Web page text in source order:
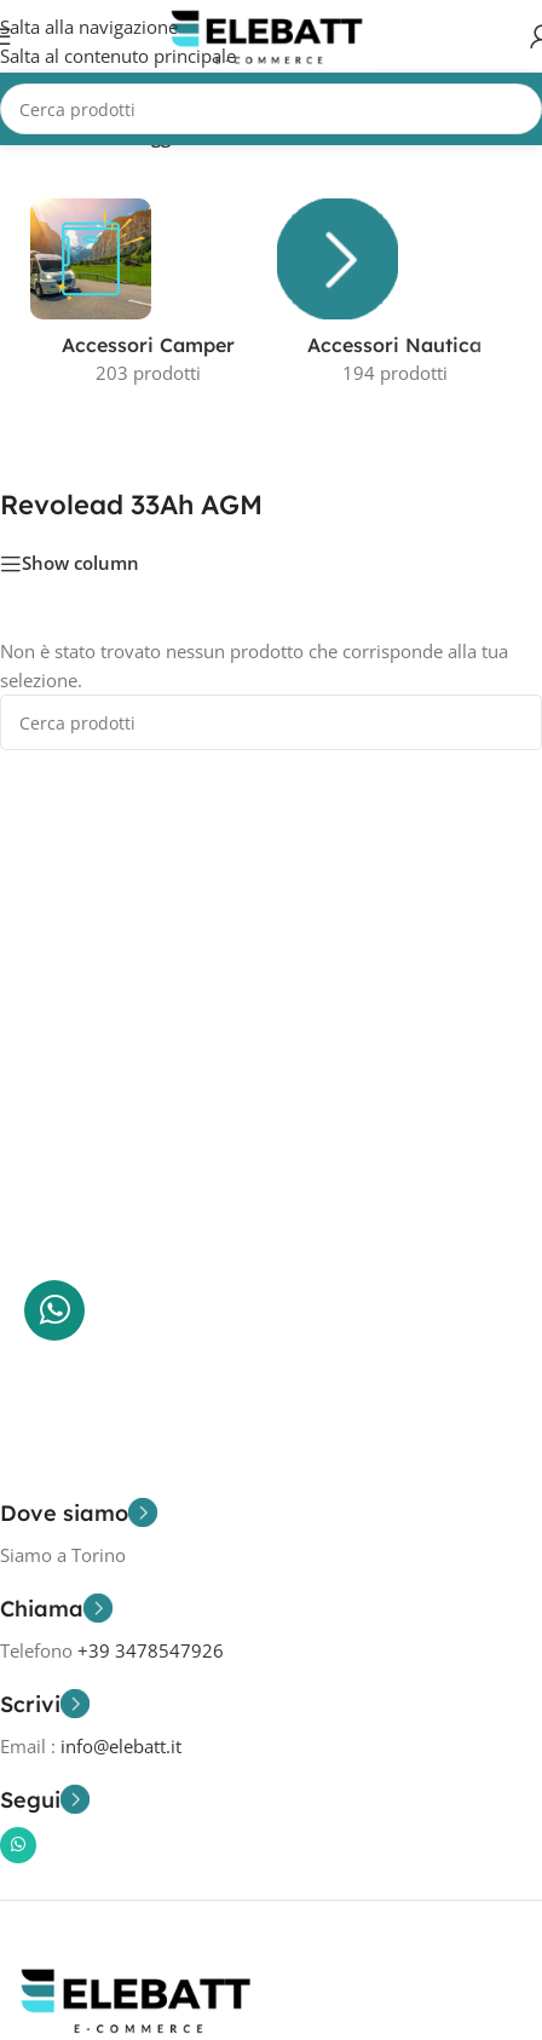
Salta alla navigazione
Salta al contenuto principale
Home/Prodotti taggati “Revolead 33Ah AGM”
Accessori Camper
203 prodotti
Accessori Nautica
194 prodotti
Revolead 33Ah AGM
Show column
Non è stato trovato nessun prodotto che corrisponde alla tua
selezione.
Dove siamo
Siamo a Torino
Chiama
Telefono +39 3478547926
Scrivi
Email : info@elebatt.it
Segui